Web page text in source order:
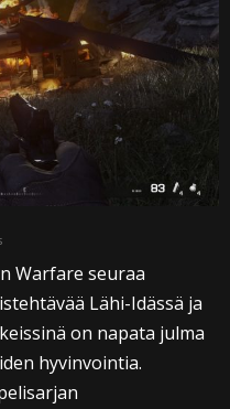
Warfare seuraa
Lähi-Idässä ja
on napata julma
hyvinvointia.